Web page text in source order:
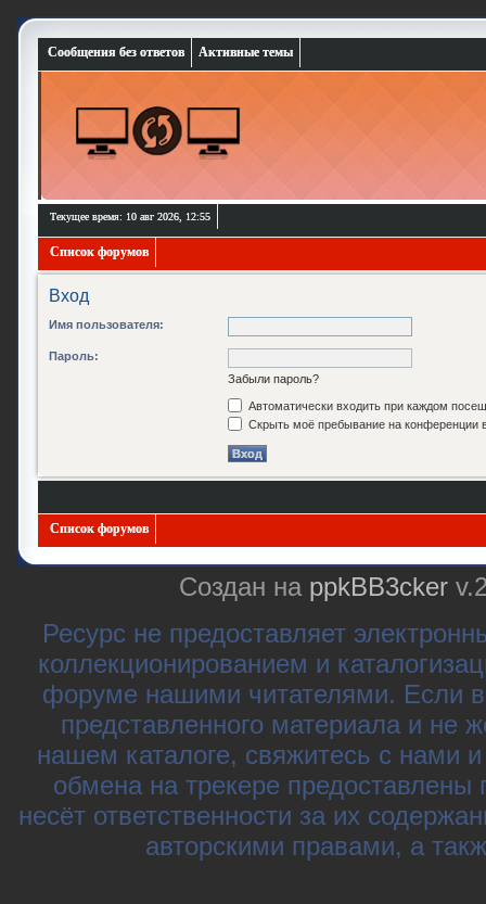
Сообщения без ответов Активные темы
Текущее время: 10 авг 2026, 12:55
Список форумов
Вход
Имя пользователя:
Пароль:
Забыли пароль?
Автоматически входить при каждом
Скрыть моё пребывание на конференции
Список форумов
Создан на ppkBB3cker
Ресурс не предоставляет
коллекционированием и
форуме нашими читателями. Если
представленного материала и не
нашем каталоге, свяжитесь с нами
обмена на трекере
несёт ответственности за их
авторскими правами, а